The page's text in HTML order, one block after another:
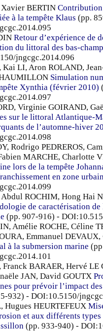
BERTIN Contribution
à la tempête Klaus (pp.
Retour d’expérience de
du littoral des bas-
jngcgc.2014.096
Kai LI, Aron ROLAND,
Simulation
Xynthia (février 2010)
Virginie GOIRAND,
sur le littoral Atlantique-
de l’automne-hiver
Rodrigo PEDREROS,
MARCHE, Charlotte
lors de la tempête
en zone
ROCHIM, Hong Hai
de caractérisation
(pp. 907-916) -
Amélie ROCHE, Céline
Emmanuel
à la submersion marine
Franck BARAER, Hervé
JAN, David GOUTX
pour prévoir l’impact
932) - DOI:10.5150/
Hugues HEURTEFEUX
et aux différents
(pp. 933-940) -